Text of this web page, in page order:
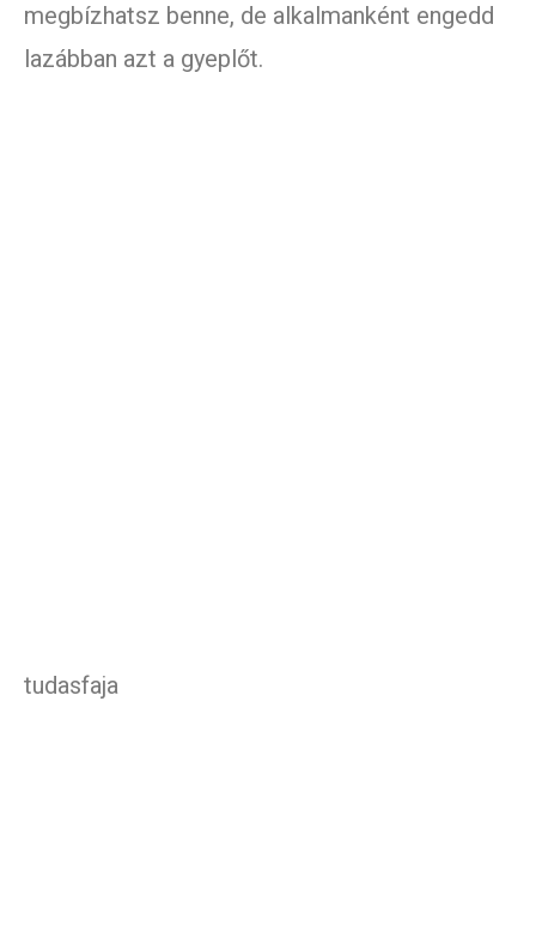
megbízhatsz benne, de alkalmanként engedd
lazábban azt a gyeplőt.
tudasfaja